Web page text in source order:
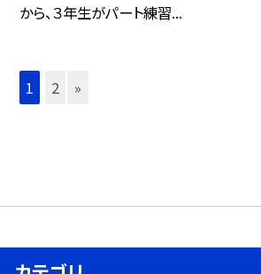
から、３年生がパート練習...
1 2 »